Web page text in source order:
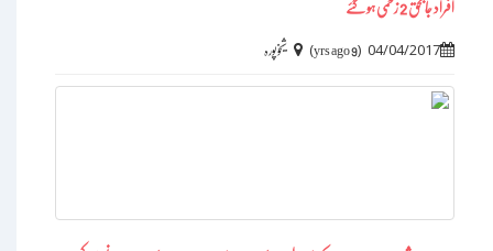
افراد جابحق 2 زخمی ہو گئے
04/04/2017
(
9 yrs ago
) شیخوپورہ